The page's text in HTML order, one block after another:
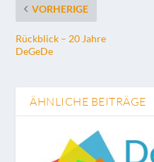
VORHERIGE
Rückblick – 20 Jahre
DeGeDe
ÄHNLICHE BEITRÄGE